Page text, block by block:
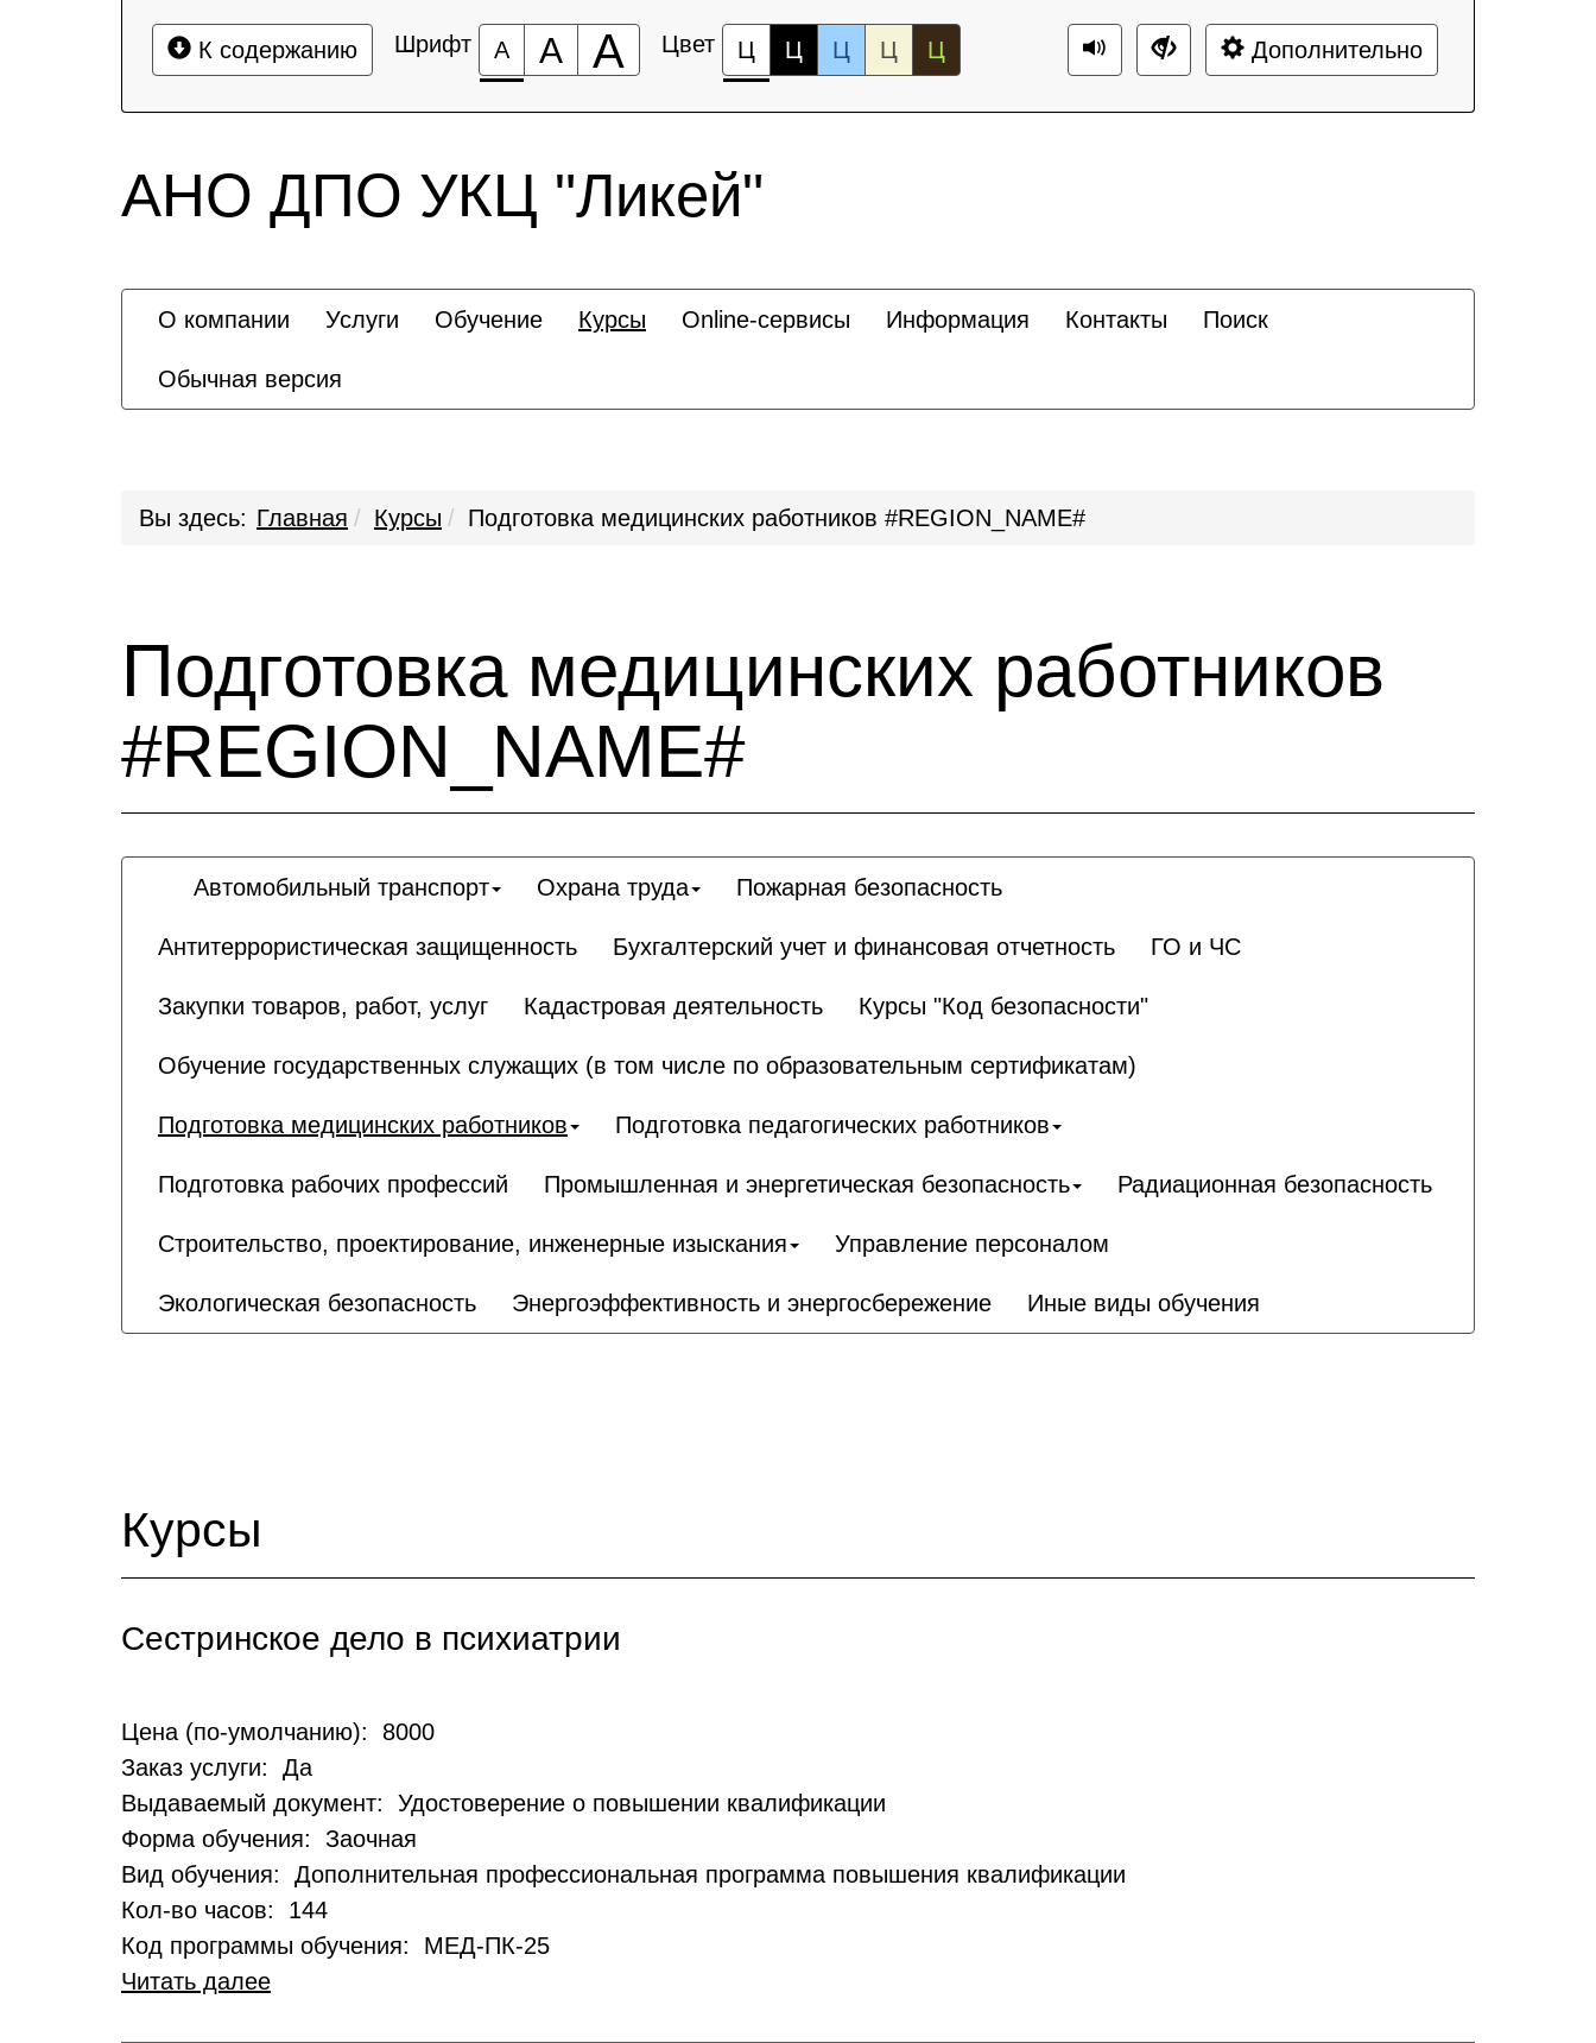
К содержанию Шрифт А А А Цвет Ц Ц Ц Ц Ц Дополнительно
АНО ДПО УКЦ "Ликей"
О компании Услуги Обучение Курсы Online-сервисы Информация Контакты Поиск
Обычная версия
Вы здесь: Главная Курсы Подготовка медицинских работников #REGION_NAME#
Подготовка медицинских работников
#REGION_NAME#
Автомобильный транспорт Охрана труда Пожарная безопасность
Антитеррористическая защищенность Бухгалтерский учет и финансовая отчетность ГО и ЧС
Закупки товаров, работ, услуг Кадастровая деятельность Курсы "Код безопасности"
Обучение государственных служащих (в том числе по образовательным сертификатам)
Подготовка медицинских работников Подготовка педагогических работников
Подготовка рабочих профессий Промышленная и энергетическая безопасность Радиационная безопасность
Строительство, проектирование, инженерные изыскания Управление персоналом
Экологическая безопасность Энергоэффективность и энергосбережение Иные виды обучения
Курсы
Сестринское дело в психиатрии
Цена (по-умолчанию): 8000
Заказ услуги: Да
Выдаваемый документ: Удостоверение о повышении квалификации
Форма обучения: Заочная
Вид обучения: Дополнительная профессиональная программа повышения квалификации
Кол-во часов: 144
Код программы обучения: МЕД-ПК-25
Читать далее